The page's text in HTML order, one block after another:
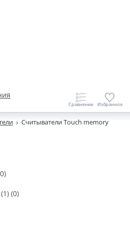
Считыватели Touch memory
(1) (0)